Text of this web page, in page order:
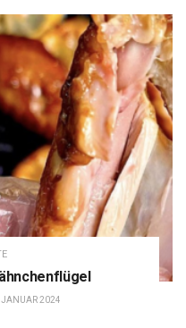
JANUAR 2024